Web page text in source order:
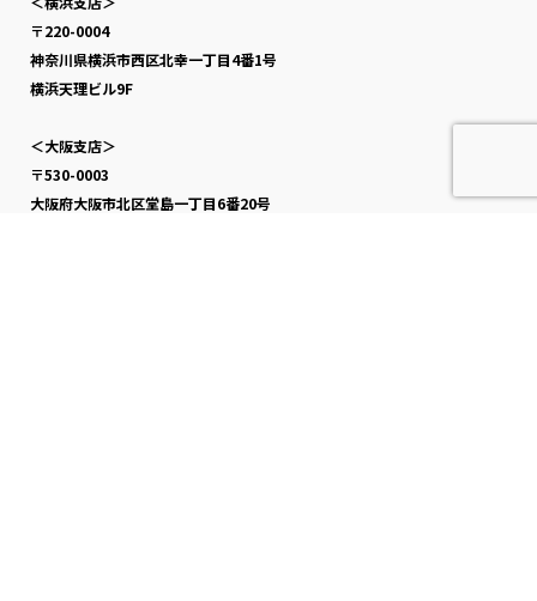
〒220-0004
神奈川県横浜市西区北幸一丁目4番1号
横浜天理ビル9F
＜大阪支店＞
〒530-0003
大阪府大阪市北区堂島一丁目6番20号